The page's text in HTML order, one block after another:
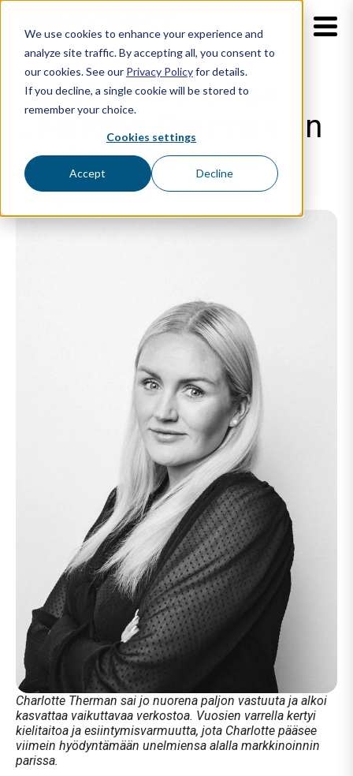
We use cookies to enhance your experience and
analyze site traffic. By accepting all, you consent to
our cookies. See our Privacy Policyfor details.
If you decline, a single cookie will be stored to
remember your choice.
Cookies settings
Accept Decline
Superverkostoituja
Charlotte Therman on
unelmiensa alalla
Charlotte Therman sai jo nuorena paljon vastuuta ja alkoi
kasvattaa vaikuttavaa verkostoa. Vuosien varrella kertyi
kielitaitoa ja esiintymisvarmuutta, jota Charlotte pääsee
viimein hyödyntämään unelmiensa alalla markkinoinnin
parissa.